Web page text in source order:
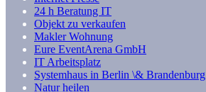
24 h Beratung IT
Objekt zu verkaufen
Makler Wohnung
Eure EventArena GmbH
IT Arbeitsplatz
Systemhaus in Berlin \& Brandenburg
Natur heilen